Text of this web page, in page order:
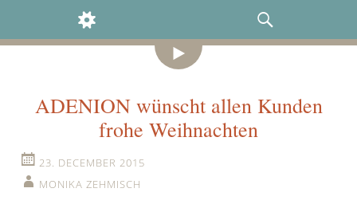
WIDGETS
SEARCH
Video
ADENION wünscht allen Kunden
frohe Weihnachten
23. DECEMBER 2015
MONIKA ZEHMISCH